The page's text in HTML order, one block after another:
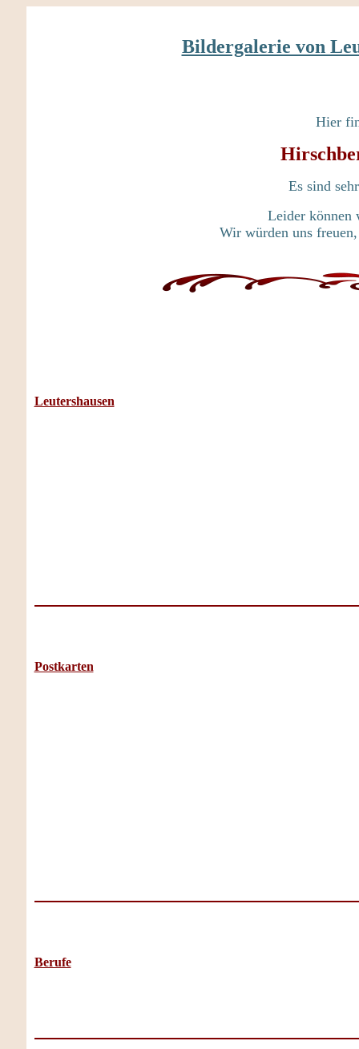
Bildergalerie von
Hier
Es sind
Leider können
Wir würden uns
Leutershausen
Postkarten
Berufe